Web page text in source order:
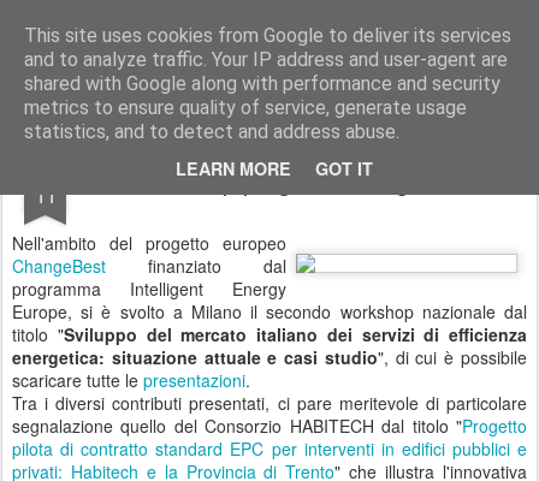
This site uses cookies from Google to deliver its services
and to analyze traffic. Your IP address and user-agent are
shared with Google along with performance and security
metrics to ensure quality of service, generate usage
statistics, and to detect and address abuse.
LEARN MORE GOT IT
EfficienzaEnergetica.it Politiche e tecnologie per migliorare l'efficienza energetica italiana
Home page Chi e perchè? CertificatiBianchi.it
11 Workshop progetto ChangeBest
Nell'ambito del progetto europeo
ChangeBest finanziato dal
programma Intelligent Energy
Europe, si è svolto a Milano il secondo workshop nazionale dal
titolo "Sviluppo del mercato italiano dei servizi di efficienza
energetica: situazione attuale e casi studio", di cui è possibile
scaricare tutte le presentazioni.
Tra i diversi contributi presentati, ci pare meritevole di particolare
segnalazione quello del Consorzio HABITECH dal titolo "Progetto
pilota di contratto standard EPC per interventi in edifici pubblici e
privati: Habitech e la Provincia di Trento" che illustra l'innovativa